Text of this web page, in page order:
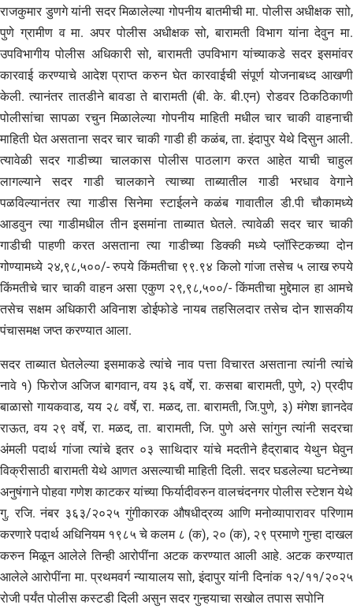
राजकुमार डुणगे यांनी सदर मिळालेल्या गोपनीय बातमीची मा. पोलीस अधीक्षक साो,
पुणे ग्रामीण व मा. अपर पोलीस अधीक्षक सो, बारामती विभाग यांना देवुन मा.
उपविभागीय पोलीस अधिकारी सो, बारामती उपविभाग यांच्याकडे सदर इसमांवर
कारवाई करण्याचे आदेश प्राप्त करुन घेत कारवाईची संपूर्ण योजनाबध्द आखणी
केली. त्यानंतर तातडीने बावडा ते बारामती (बी. के. बी.एन) रोडवर ठिकठिकाणी
पोलीसांचा सापळा रचुन मिळालेल्या गोपनीय माहिती मधील चार चाकी वाहनाची
माहिती घेत असताना सदर चार चाकी गाडी ही कळंब, ता. इंदापुर येथे दिसुन आली.
त्यावेळी सदर गाडीच्या चालकास पोलीस पाठलाग करत आहेत याची चाहुल
लागल्याने सदर गाडी चालकाने त्याच्या ताब्यातील गाडी भरधाव वेगाने
पळविल्यानंतर त्या गाडीस सिनेमा स्टाईलने कळंब गावातील डी.पी चौकामध्ये
आडवुन त्या गाडीमधील तीन इसमांना ताब्यात घेतले. त्यावेळी सदर चार चाकी
गाडीची पाहणी करत असताना त्या गाडीच्या डिक्की मध्ये प्लॉस्टिकच्या दोन
गोण्यामध्ये २४,९८,५००/- रुपये किंमतीचा ९९.९४ किलो गांजा तसेच ५ लाख रुपये
किंमतीचे चार चाकी वाहन असा एकुण २९,९८,५००/- किंमतीचा मुद्देमाल हा आमचे
तसेच सक्षम अधिकारी अविनाश डोईफोडे नायब तहसिलदार तसेच दोन शासकीय
पंचासमक्ष जप्त करण्यात आला.
सदर ताब्यात घेतलेल्या इसमाकडे त्यांचे नाव पत्ता विचारत असताना त्यांनी त्यांचे
नावे १) फिरोज अजिज बागवान, वय ३६ वर्षे, रा. कसबा बारामती, पुणे, २) प्रदीप
बाळासो गायकवाड, यय २८ वर्षे, रा. मळद, ता. बारामती, जि.पुणे, ३) मंगेश ज्ञानदेव
राऊत, वय २९ वर्षे, रा. मळद, ता. बारामती, जि. पुणे असे सांगुन त्यांनी सदरचा
अंमली पदार्थ गांजा त्यांचे इतर ०३ साथिदार यांचे मदतीने हैद्राबाद येथुन घेवुन
विक्रीसाठी बारामती येथे आणत असल्याची माहिती दिली. सदर घडलेल्या घटनेच्या
अनुषंगाने पोहवा गणेश काटकर यांच्या फिर्यादीवरुन वालचंदनगर पोलीस स्टेशन येथे
गु. रजि. नंबर ३६३/२०२५ गुंगीकारक औषधीद्रव्य आणि मनोव्यापारावर परिणाम
करणारे पदार्थ अधिनियम १९८५ चे कलम ८ (क), २० (क), २९ प्रमाणे गुन्हा दाखल
करुन मिळून आलेले तिन्ही आरोपींना अटक करण्यात आली आहे. अटक करण्यात
आलेले आरोपींना मा. प्रथमवर्ग न्यायालय साो, इंदापुर यांनी दिनांक १२/११/२०२५
रोजी पर्यंत पोलीस कस्टडी दिली असुन सदर गुन्हयाचा सखोल तपास सपोनि